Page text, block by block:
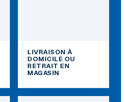
LIVRAISON À
DOMICILE OU
RETRAIT EN
MAGASIN